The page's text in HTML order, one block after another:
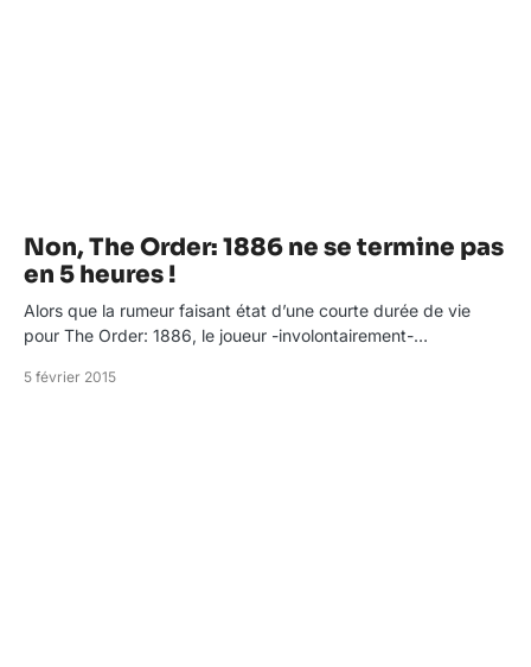
Non, The Order: 1886 ne se termine pas
en 5 heures !
Alors que la rumeur faisant état d’une courte durée de vie
pour The Order: 1886, le joueur -involontairement-…
5 février 2015